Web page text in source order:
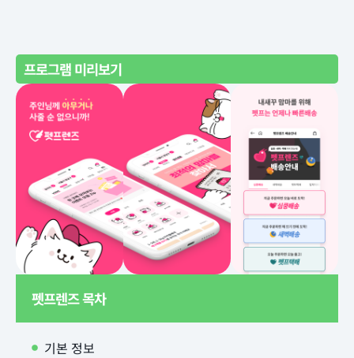
프로그램 미리보기
펫프렌즈 목차
기본 정보